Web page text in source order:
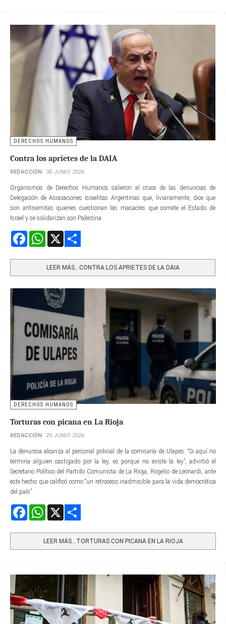
DERECHOS HUMANOS
Contra los aprietes de la DAIA
REDACCIÓN 30 JUNIO 2026
Organismos de Derechos Humanos salieron al cruce de las denuncias de
Delegación de Asociaciones Israelitas Argentinas que, livianamente, dice que
son antisemitas quienes cuestionan las masacres que comete el Estado de
Israel y se solidarizan con Palestina.
FacebookWhatsApp
LEER MÁS…CONTRA LOS APRIETES DE LA DAIA
DERECHOS HUMANOS
Torturas con picana en La Rioja
REDACCIÓN 29 JUNIO 2026
La denuncia alcanza al personal policial de la comisaría de Ulapes. “Si aquí no
termina alguien castigado por la ley, es porque no existe la ley”, advirtió el
Secretario Político del Partido Comunista de La Rioja, Rogelio de Leonardi, ante
este hecho que calificó como “un retroceso inadmisible para la vida democrática
del país”.
FacebookWhatsApp
LEER MÁS…TORTURAS CON PICANA EN LA RIOJA